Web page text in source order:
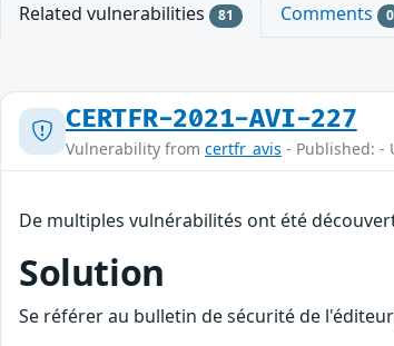
Related vulnerabilities 81 Comments 0
CERTFR-2021-AVI-227
Vulnerability from certfr_avis - Published: -
De multiples vulnérabilités ont été
Solution
Se référer au bulletin de sécurité de